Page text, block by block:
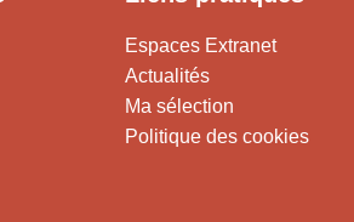
Espaces Extranet
Actualités
Ma sélection
Politique des cookies